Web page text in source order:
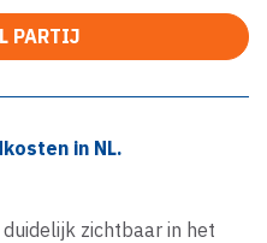
PARTIJ
in NL.
zichtbaar in het